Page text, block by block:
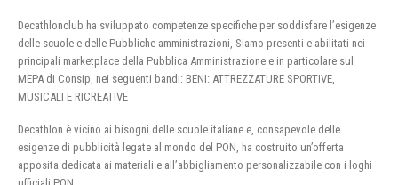
Decathlonclub ha sviluppato competenze specifiche per soddisfare l’esigenze
delle scuole e delle Pubbliche amministrazioni, Siamo presenti e abilitati nei
principali marketplace della Pubblica Amministrazione e in particolare sul
MEPA di Consip, nei seguenti bandi: BENI: ATTREZZATURE SPORTIVE,
MUSICALI E RICREATIVE
Decathlon è vicino ai bisogni delle scuole italiane e, consapevole delle
esigenze di pubblicità legate al mondo del PON, ha costruito un’offerta
apposita dedicata ai materiali e all’abbigliamento personalizzabile con i loghi